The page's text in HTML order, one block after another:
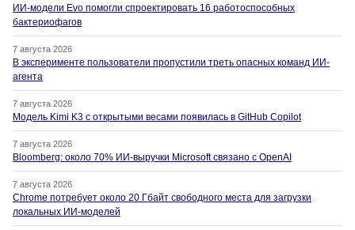
ИИ-модели Evo помогли спроектировать 16 работоспособных
бактериофагов
7 августа 2026
В эксперименте пользователи пропустили треть опасных команд ИИ-
агента
7 августа 2026
Модель Kimi K3 с открытыми весами появилась в GitHub Copilot
7 августа 2026
Bloomberg: около 70% ИИ-выручки Microsoft связано с OpenAI
7 августа 2026
Chrome потребует около 20 Гбайт свободного места для загрузки
локальных ИИ-моделей